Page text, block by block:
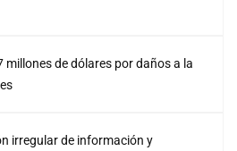
millones de dólares por daños a la
irregular de información y